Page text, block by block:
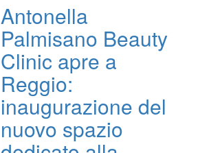
Antonella
Palmisano Beauty
Clinic apre a
Reggio:
inaugurazione del
nuovo spazio